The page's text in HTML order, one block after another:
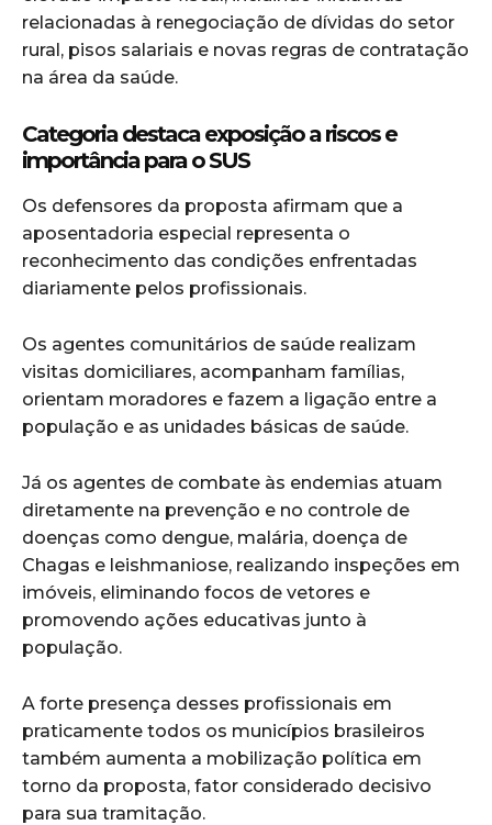
relacionadas à renegociação de dívidas do setor
rural, pisos salariais e novas regras de contratação
na área da saúde.
Categoria destaca exposição a riscos e
importância para o SUS
Os defensores da proposta afirmam que a
aposentadoria especial representa o
reconhecimento das condições enfrentadas
diariamente pelos profissionais.
Os agentes comunitários de saúde realizam
visitas domiciliares, acompanham famílias,
orientam moradores e fazem a ligação entre a
população e as unidades básicas de saúde.
Já os agentes de combate às endemias atuam
diretamente na prevenção e no controle de
doenças como dengue, malária, doença de
Chagas e leishmaniose, realizando inspeções em
imóveis, eliminando focos de vetores e
promovendo ações educativas junto à
população.
A forte presença desses profissionais em
praticamente todos os municípios brasileiros
também aumenta a mobilização política em
torno da proposta, fator considerado decisivo
para sua tramitação.